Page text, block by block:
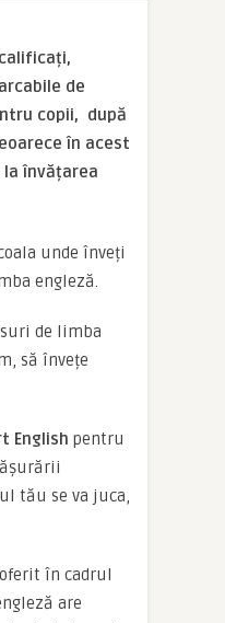
de
copii, după
în acest
învățarea
unde înveți
engleză.
de limba
să învețe
English pentru
tău se va juca,
în cadrul
are